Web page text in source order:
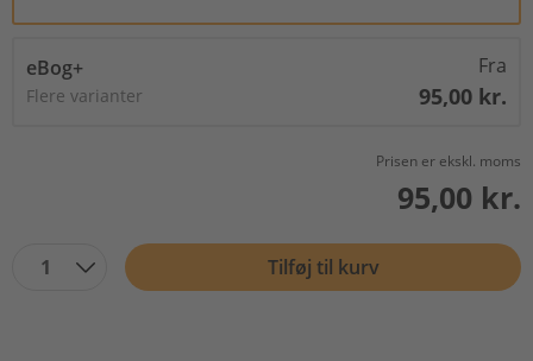
eBog+
Flere varianter
Fra
95,00 kr.
Prisen er ekskl. moms
95,00 kr.
1 Tilføj til kurv